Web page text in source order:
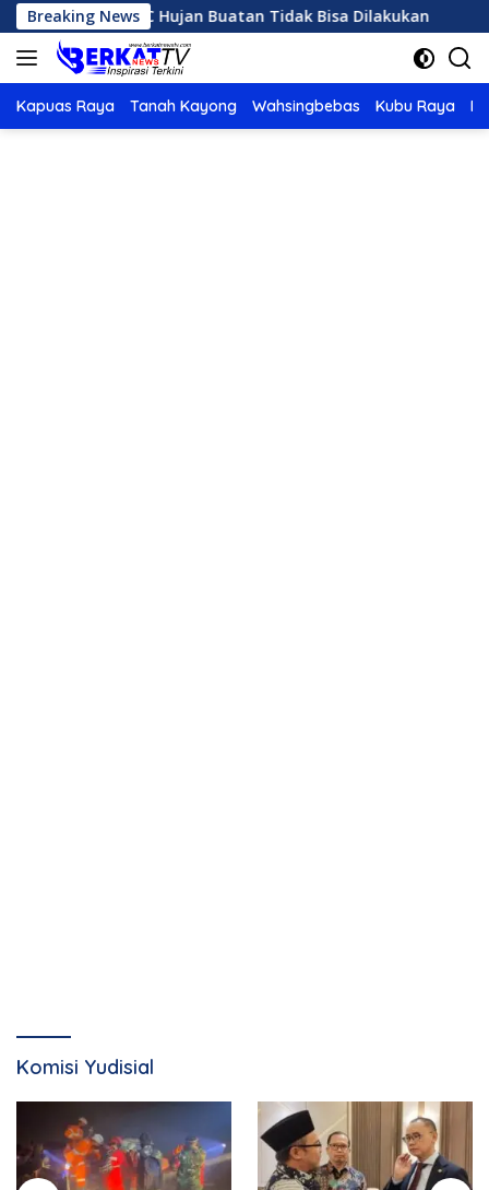
Langsung
ke
konten
Breaking News
OMC Hujan Buatan Tidak Bisa Dilakukan
Kapuas Raya Tanah Kayong Wahsingbebas Kubu Raya
Komisi Yudisial